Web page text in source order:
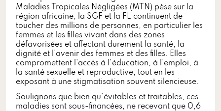
Maladies Tropicales Négligées (MTN) pèse sur la
région africaine, la SGF et la FL continuent de
toucher des millions de personnes, en particulier les
femmes et les filles vivant dans des zones
défavorisées et affectant durement la santé, la
dignité et l'avenir des femmes et des filles. Elles
compromettent l'accès à l'éducation, à l'emploi, à
la santé sexuelle et reproductive, tout en les
exposant à une stigmatisation souvent silencieuse.
Soulignons que bien qu'évitables et traitables, ces
maladies sont sous-financées, ne recevant que 0,6